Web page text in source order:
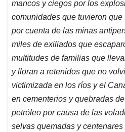
mancos y ciegos por los
comunidades que tuvieron
por cuenta de las minas
miles de exiliados que
multitudes de familias que
y lloran a retenidos que no
victimizada en los ríos y el
en cementerios y quebradas
petróleo por causa de las
selvas quemadas y